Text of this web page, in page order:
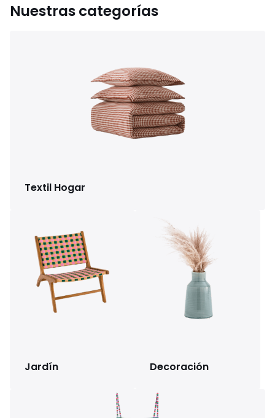
Nuestras categorías
Textil Hogar
Jardín Decoración